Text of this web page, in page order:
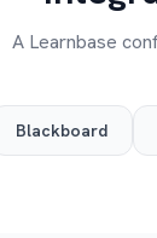
A Learnbase
Blackboard